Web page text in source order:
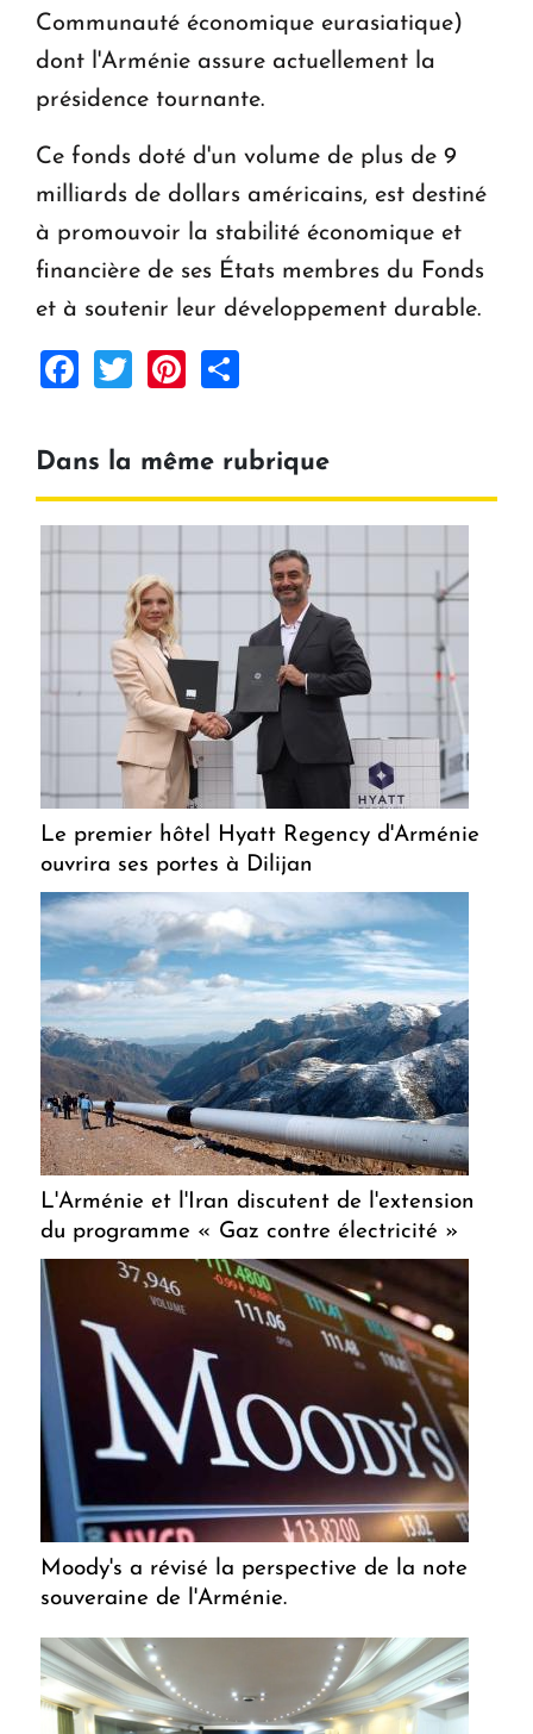
Communauté économique eurasiatique)
dont l'Arménie assure actuellement la
présidence tournante.
Ce fonds doté d'un volume de plus de 9
milliards de dollars américains, est destiné
à promouvoir la stabilité économique et
financière de ses États membres du Fonds
et à soutenir leur développement durable.
Facebook
TwitterPinterest
Dans la même rubrique
Le premier hôtel Hyatt Regency d'Arménie
ouvrira ses portes à Dilijan
L'Arménie et l'Iran discutent de l'extension
du programme « Gaz contre électricité »
Moody's a révisé la perspective de la note
souveraine de l'Arménie.